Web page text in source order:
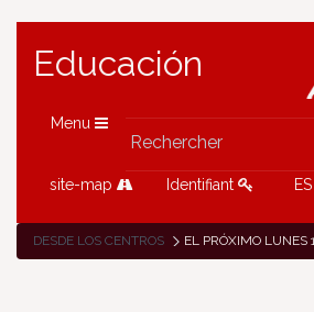
Educación
Menu
site-map Identifiant ES
DESDE LOS CENTROS EL PRÓXIMO LUNES 11 DE NOVIEMBRE ARRANCA LA VI EDICIÓN DEL CICLO ‘HAMAIKA’ DEL CONSERVATORIO SUPERIOR DE MÚSICA